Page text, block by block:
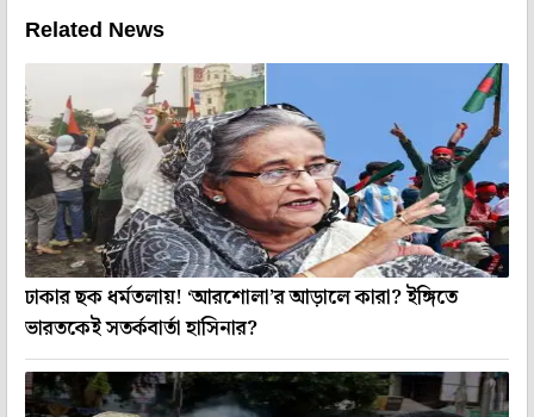
Related News
ঢাকার ছক ধর্মতলায়! ‘আরশোলা’র আড়ালে কারা? ইঙ্গিতে
ভারতকেই সতর্কবার্তা হাসিনার?